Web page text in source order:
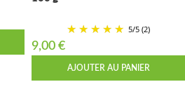
5/5 (2)
9,00 €
AJOUTER AU PANIER